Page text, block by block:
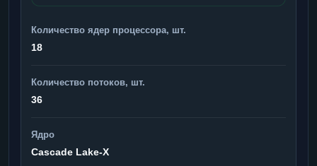
Количество ядер процессора, шт.
18
Количество потоков, шт.
36
Ядро
Cascade Lake-X